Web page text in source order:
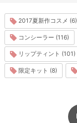
2017夏新作コスメ (6)
コンシーラー (116)
リップティント (101)
限定キット (8)